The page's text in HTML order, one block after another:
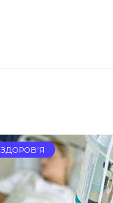
ЗДОРОВ'Я